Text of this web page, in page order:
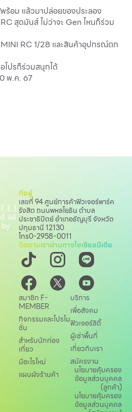
ร้อม แล้วมาปล่อยของประลอง
สุดมันส์ ไม่ว่าจะ Gen ไหนก็ร่วม
RC 1/28 และสินค้าอุปกรณ์ตก
โปรก็ร่วมสนุกได้
พ.ค. 67
ที่อยู่
เลขที่ 94 ศูนย์การค้าฟิวเจอร์พาร์ค
รังสิต ถนนพหลโยธิน ตำบล
ประชาธิปัตย์ อำเภอธัญบุรี จังหวัด
ปทุมธานี 12130
โทร0-2958-0011
ติดตามเราผ่านทางโซเชียลมีเดีย
สมาชิก F-
MEMBER
กิจกรรมและโปรโม
ชั่น
สำหรับนักท่อง
เที่ยว
มีอะไรใหม่
แผนผังร้านค้า
บริการ
เพื่อสังคม
ฟิวเจอร์ซิตี้
ผู้เช่าพื้นที่
เกี่ยวกับเรา
สมัครงาน
นโยบายคุ้มครอง
ข้อมูลส่วนบุคคล
(ลูกค้า)
นโยบายคุ้มครอง
ข้อมูลส่วนบุคคล
All